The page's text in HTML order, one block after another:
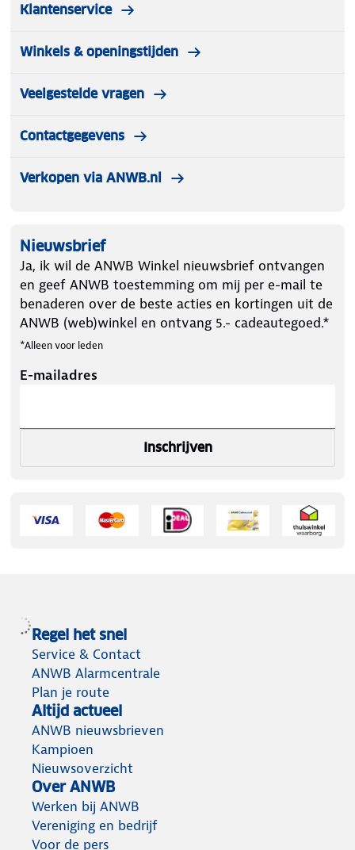
Klantenservice
Winkels & openingstijden
Veelgestelde vragen
Contactgegevens
Verkopen via ANWB.nl
Nieuwsbrief
Ja, ik wil de ANWB Winkel nieuwsbrief ontvangen
en geef ANWB toestemming om mij per e-mail te
benaderen over de beste acties en kortingen uit de
ANWB (web)winkel en ontvang 5.- cadeautegoed.*
*Alleen voor leden
E-mailadres
Inschrijven
Regel het snel
Service & Contact
ANWB Alarmcentrale
Plan je route
Altijd actueel
ANWB nieuwsbrieven
Kampioen
Nieuwsoverzicht
Over ANWB
Werken bij ANWB
Vereniging en bedrijf
Voor de pers